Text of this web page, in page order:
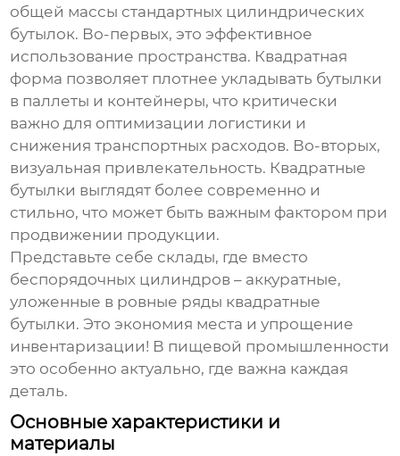
общей массы стандартных цилиндрических
бутылок. Во-первых, это эффективное
использование пространства. Квадратная
форма позволяет плотнее укладывать бутылки
в паллеты и контейнеры, что критически
важно для оптимизации логистики и
снижения транспортных расходов. Во-вторых,
визуальная привлекательность. Квадратные
бутылки выглядят более современно и
стильно, что может быть важным фактором при
продвижении продукции.
Представьте себе склады, где вместо
беспорядочных цилиндров – аккуратные,
уложенные в ровные ряды квадратные
бутылки. Это экономия места и упрощение
инвентаризации! В пищевой промышленности
это особенно актуально, где важна каждая
деталь.
Основные характеристики и
материалы